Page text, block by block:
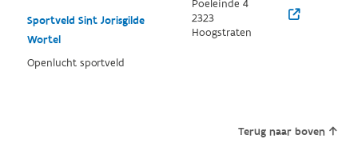
Sportveld Sint Jorisgilde
Wortel
Openlucht sportveld
Poeleinde 4
2323
Hoogstraten
Terug naar boven